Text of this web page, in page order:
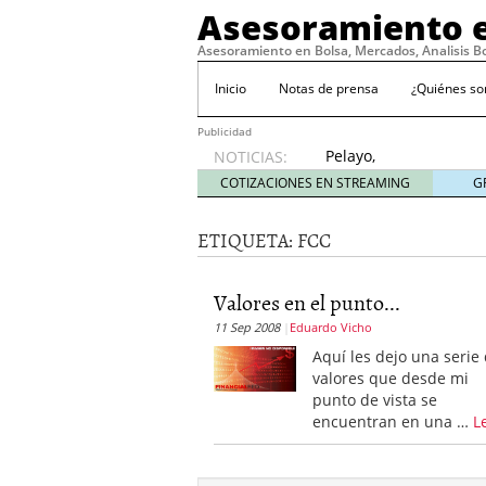
Asesoramiento
Asesoramiento en Bolsa, Mercados, Analisis
Inicio Notas de prensa ¿Quiénes
Publicidad
NOTICIAS:
Pelayo,
con la
‘roja’ a
Mundial
abril 4,
Standard & Poor’s solo
11, 2009
No hay motivos para
Consideraciones sobre
Lo prometido es deuda
COTIZACIONES EN STREAMING
ETIQUETA: FCC
Valores en el punto...
11 Sep 2008 Eduardo Vicho
Aquí les dejo una serie
valores que desde mi
punto de vista se
encuentran en una …